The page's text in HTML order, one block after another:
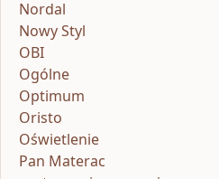
Nordal
Nowy Styl
OBI
Ogólne
Optimum
Oristo
Oświetlenie
Pan Materac